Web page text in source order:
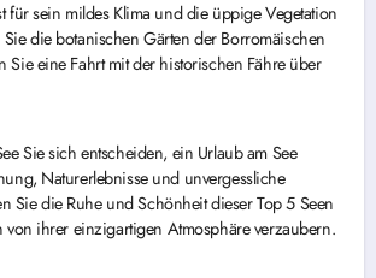
für sein mildes Klima und die üppige Vegetation
Sie die botanischen Gärten der Borromäischen
Sie eine Fahrt mit der historischen Fähre über
Sie sich entscheiden, ein Urlaub am See
Naturerlebnisse und unvergessliche
Sie die Ruhe und Schönheit dieser Top 5 Seen
von ihrer einzigartigen Atmosphäre verzaubern.